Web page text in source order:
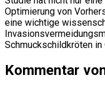
Optimierung von
eine wichtige
Schmuckschildkröten in
Kommentar